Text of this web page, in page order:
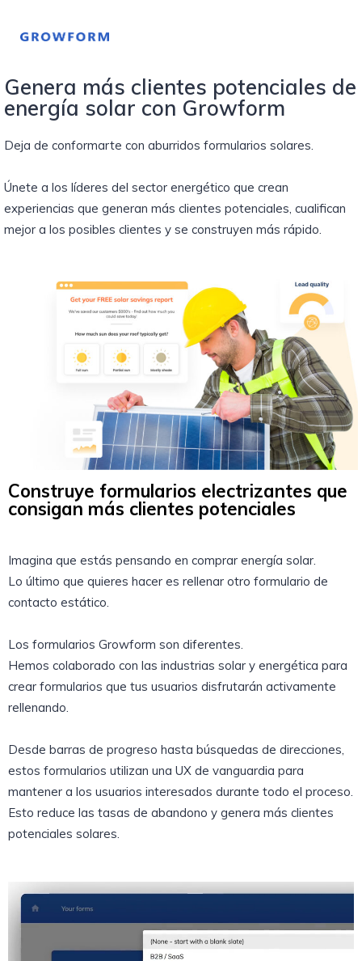
Genera más clientes potenciales de
energía solar con Growform
Deja de conformarte con aburridos formularios solares.
Únete a los líderes del sector energético que crean
experiencias que generan más clientes potenciales, cualifican
mejor a los posibles clientes y se construyen más rápido.
Construye formularios electrizantes que
consigan más clientes potenciales
Imagina que estás pensando en comprar energía solar.
Lo último que quieres hacer es rellenar otro formulario de
contacto estático.
Los formularios Growform son diferentes.
Hemos colaborado con las industrias solar y energética para
crear formularios que tus usuarios disfrutarán activamente
rellenando.
Desde barras de progreso hasta búsquedas de direcciones,
estos formularios utilizan una UX de vanguardia para
mantener a los usuarios interesados durante todo el proceso.
Esto reduce las tasas de abandono y genera más clientes
potenciales solares.